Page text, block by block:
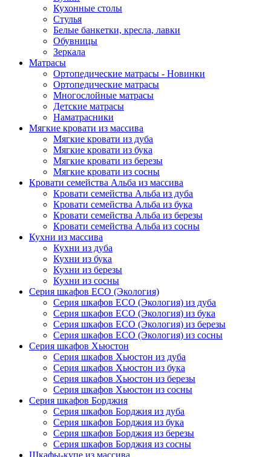
Кухонные столы
Стулья
Белые банкетки, кресла, лавки
Обувницы
Зеркала
Матрасы
Ортопедические матрасы - Новинки
Ортопедические матрасы
Многослойные матрасы
Детские матрасы
Наматрасники
Мягкие кровати из массива
Мягкие кровати из дуба
Мягкие кровати из бука
Мягкие кровати из березы
Мягкие кровати из сосны
Кровати семейства Альба из массива
Кровати семейства Альба из дуба
Кровати семейства Альба из бука
Кровати семейства Альба из березы
Кровати семейства Альба из сосны
Кухни из массива
Кухни из дуба
Кухни из бука
Кухни из березы
Кухни из сосны
Серия шкафов ECO (Экология)
Серия шкафов ECO (Экология) из дуба
Серия шкафов ECO (Экология) из бука
Серия шкафов ECO (Экология) из березы
Серия шкафов ECO (Экология) из сосны
Серия шкафов Хьюстон
Серия шкафов Хьюстон из дуба
Серия шкафов Хьюстон из бука
Серия шкафов Хьюстон из березы
Серия шкафов Хьюстон из сосны
Серия шкафов Борджия
Серия шкафов Борджия из дуба
Серия шкафов Борджия из бука
Серия шкафов Борджия из березы
Серия шкафов Борджия из сосны
Шкафы-купе из массива